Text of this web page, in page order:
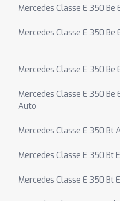
Mercedes Classe E 350
Mercedes Classe E 350
Mercedes Classe E 350
Mercedes Classe E 350
Auto
Mercedes Classe E 350 Bt
Mercedes Classe E 350 Bt
Mercedes Classe E 350 Bt